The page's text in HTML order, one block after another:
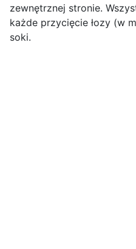
zewnętrznej stronie.
każde przycięcie łozy (w
soki.